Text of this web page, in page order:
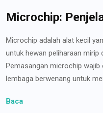
Microchip:
Microchip adalah alat kecil
untuk hewan peliharaan mirip
Pemasangan microchip wajib
lembaga berwenang untuk
Baca